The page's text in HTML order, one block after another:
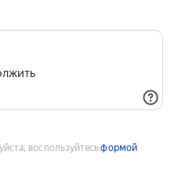
воспользуйтесьформой